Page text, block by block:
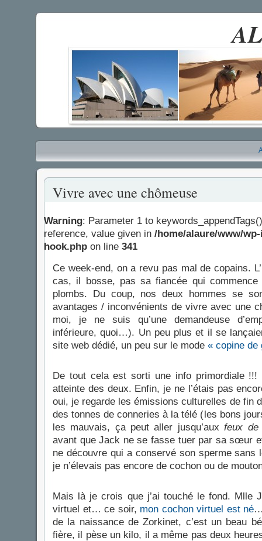
Vivre avec une chômeuse
Warning: Parameter 1 to
reference, value given in /home/alaure/www/
hook.php on line 341
Ce week-end, on a revu pas mal de copains.
cas, il bosse, pas sa fiancée qui commence
plombs. Du coup, nos deux hommes se
avantages / inconvénients de vivre avec une
moi, je ne suis qu’une demandeuse
inférieure, quoi…). Un peu plus et il se
site web dédié, un peu sur le mode « copine de
De tout cela est sorti une info primordiale
atteinte des deux. Enfin, je ne l’étais pas
oui, je regarde les émissions culturelles de fin
des tonnes de conneries à la télé (les bons
les mauvais, ça peut aller jusqu’auxfeux de
avant que Jack ne se fasse tuer par sa sœur
ne découvre qui a conservé son sperme
je n’élevais pas encore de cochon ou de
Mais là je crois que j’ai touché le fond. Mlle
virtuel et… ce soir, mon cochon virtuel est né
de la naissance de Zorkinet, c’est un beau
fière, il pèse un kilo, il a même pas deux